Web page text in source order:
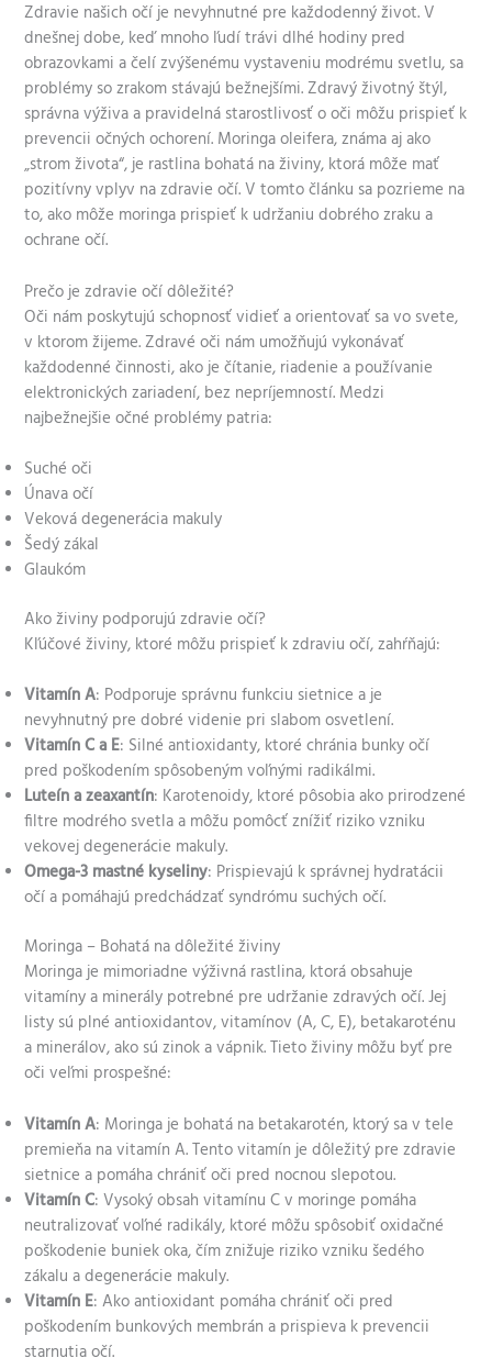
Zdravie našich očí je nevyhnutné pre každodenný život. V
dnešnej dobe, keď mnoho ľudí trávi dlhé hodiny pred
obrazovkami a čelí zvýšenému vystaveniu modrému svetlu, sa
problémy so zrakom stávajú bežnejšími. Zdravý životný štýl,
správna výživa a pravidelná starostlivosť o oči môžu prispieť k
prevencii očných ochorení. Moringa oleifera, známa aj ako
„strom života“, je rastlina bohatá na živiny, ktorá môže mať
pozitívny vplyv na zdravie očí. V tomto článku sa pozrieme na
to, ako môže moringa prispieť k udržaniu dobrého zraku a
ochrane očí.
Prečo je zdravie očí dôležité?
Oči nám poskytujú schopnosť vidieť a orientovať sa vo svete,
v ktorom žijeme. Zdravé oči nám umožňujú vykonávať
každodenné činnosti, ako je čítanie, riadenie a používanie
elektronických zariadení, bez nepríjemností. Medzi
najbežnejšie očné problémy patria:
Suché oči
Únava očí
Veková degenerácia makuly
Šedý zákal
Glaukóm
Ako živiny podporujú zdravie očí?
Kľúčové živiny, ktoré môžu prispieť k zdraviu očí, zahŕňajú:
Vitamín A: Podporuje správnu funkciu sietnice a je
nevyhnutný pre dobré videnie pri slabom osvetlení.
Vitamín C a E: Silné antioxidanty, ktoré chránia bunky očí
pred poškodením spôsobeným voľnými radikálmi.
Luteín a zeaxantín: Karotenoidy, ktoré pôsobia ako prirodzené
filtre modrého svetla a môžu pomôcť znížiť riziko vzniku
vekovej degenerácie makuly.
Omega-3 mastné kyseliny: Prispievajú k správnej hydratácii
očí a pomáhajú predchádzať syndrómu suchých očí.
Moringa – Bohatá na dôležité živiny
Moringa je mimoriadne výživná rastlina, ktorá obsahuje
vitamíny a minerály potrebné pre udržanie zdravých očí. Jej
listy sú plné antioxidantov, vitamínov (A, C, E), betakaroténu
a minerálov, ako sú zinok a vápnik. Tieto živiny môžu byť pre
oči veľmi prospešné:
Vitamín A: Moringa je bohatá na betakarotén, ktorý sa v tele
premieňa na vitamín A. Tento vitamín je dôležitý pre zdravie
sietnice a pomáha chrániť oči pred nocnou slepotou.
Vitamín C: Vysoký obsah vitamínu C v moringe pomáha
neutralizovať voľné radikály, ktoré môžu spôsobiť oxidačné
poškodenie buniek oka, čím znižuje riziko vzniku šedého
zákalu a degenerácie makuly.
Vitamín E: Ako antioxidant pomáha chrániť oči pred
poškodením bunkových membrán a prispieva k prevencii
starnutia očí.